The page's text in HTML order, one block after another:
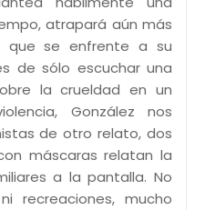
atrapará aún más
que se enfrente a su
de sólo escuchar una
la crueldad en un
González nos
de otro relato, dos
máscaras relatan la
a la pantalla. No
recreaciones, mucho